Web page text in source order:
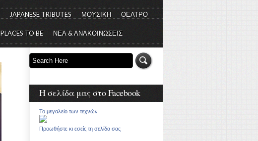
JAPANESE TRIBUTES ΜΟΥΣΙΚΗ ΘΕΑΤΡΟ
PLACES TO BE ΝΕΑ & ΑΝΑΚΟΙΝΩΣΕΙΣ
Η σελίδα μας στο Facebook
Το μεγαλείο των τεχνών
Προωθήστε κι εσείς τη σελίδα σας